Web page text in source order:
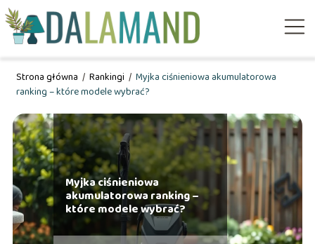
Strona główna / Rankingi / Myjka ciśnieniowa akumulatorowa
ranking – które modele wybrać?
Myjka ciśnieniowa
akumulatorowa ranking –
które modele wybrać?